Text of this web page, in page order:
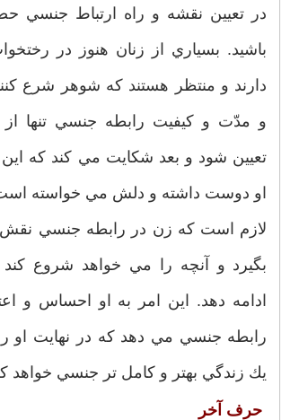
در تعيين نقشه و راه ارتباط جنسي
باشيد. بسياري از زنان هنوز در
دارند و منتظر هستند كه شوهر شرع
و مدّت و كيفيت رابطه جنسي تنها
تعيين شود و بعد شكايت مي كند كه
او دوست داشته و دلش مي خواسته
لازم است كه زن در رابطه جنسي نقش
بگيرد و آنچه را مي خواهد شروع
ادامه دهد. اين امر به او احساس و
رابطه جنسي مي دهد كه در نهايت او
يك زندگي بهتر و كامل تر جنسي خواهد
حرف آخر